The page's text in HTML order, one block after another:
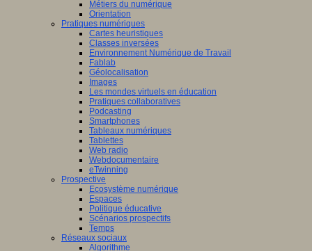
Métiers du numérique
Orientation
Pratiques numériques
Cartes heuristiques
Classes inversées
Environnement Numérique de Travail
Fablab
Géolocalisation
Images
Les mondes virtuels en éducation
Pratiques collaboratives
Podcasting
Smartphones
Tableaux numériques
Tablettes
Web radio
Webdocumentaire
eTwinning
Prospective
Ecosystème numérique
Espaces
Politique éducative
Scénarios prospectifs
Temps
Réseaux sociaux
Algorithme